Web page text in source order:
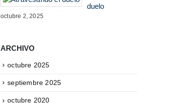
duelo
octubre 2, 2025
ARCHIVO
octubre 2025
septiembre 2025
octubre 2020